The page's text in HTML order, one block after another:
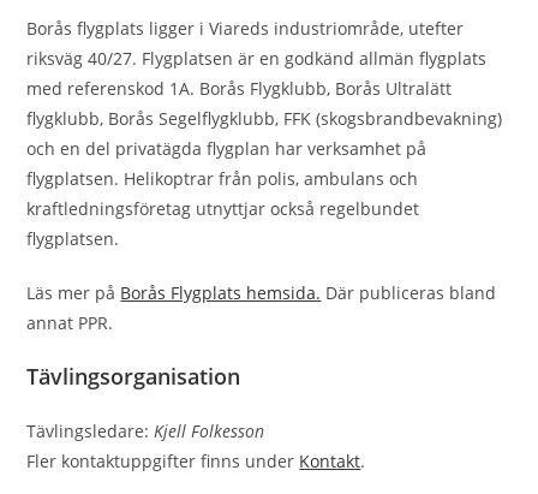
Borås ﬂygplats ligger i Viareds industriområde, utefter
riksväg 40/27. Flygplatsen är en godkänd allmän ﬂygplats
med referenskod 1A. Borås Flygklubb, Borås Ultralätt
ﬂygklubb, Borås Segelﬂygklubb, FFK (skogsbrandbevakning)
och en del privatägda ﬂygplan har verksamhet på
flygplatsen. Helikoptrar från polis, ambulans och
kraftledningsföretag utnyttjar också regelbundet
ﬂygplatsen.
Läs mer på Borås Flygplats hemsida. Där publiceras bland
annat PPR.
Tävlingsorganisation
Tävlingsledare: Kjell Folkesson
Fler kontaktuppgifter finns under Kontakt.